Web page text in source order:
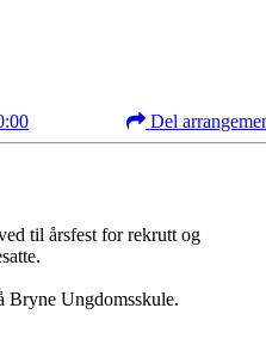
Del
til årsfest for rekrutt og
Bryne Ungdomsskule.